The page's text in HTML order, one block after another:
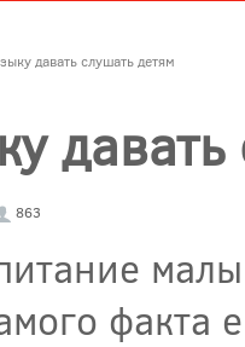
давать слушать детям
863
факта